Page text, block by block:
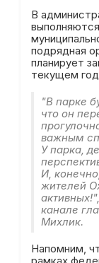
В
подрядная
планирует
текущем
"В парке
что он
важным
У парка,
И,
жителей
канале
Михлик.
Напомним,